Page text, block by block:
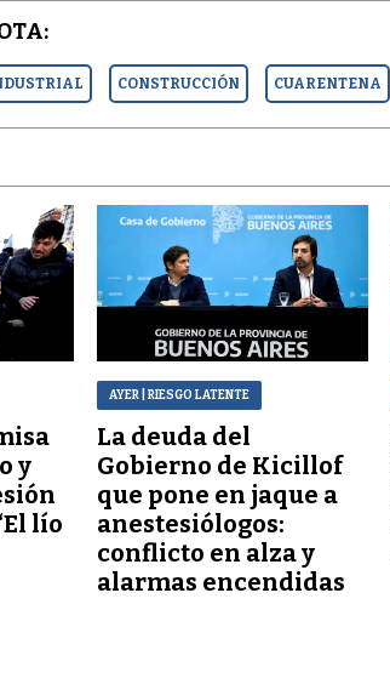
CONSTRUCCIÓN CUARENTENA
y
lío
AYER | RIESGO LATENTE
La deuda del
Gobierno de Kicillof
que pone en jaque a
anestesiólogos:
conflicto en alza y
alarmas encendidas